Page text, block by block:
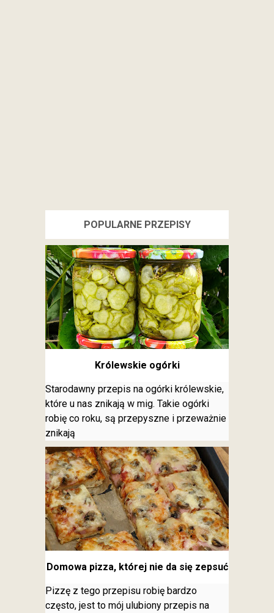
POPULARNE PRZEPISY
Królewskie ogórki
Starodawny przepis na ogórki królewskie,
które u nas znikają w mig. Takie ogórki
robię co roku, są przepyszne i przeważnie
znikają
Domowa pizza, której nie da się zepsuć
Pizzę z tego przepisu robię bardzo
często, jest to mój ulubiony przepis na